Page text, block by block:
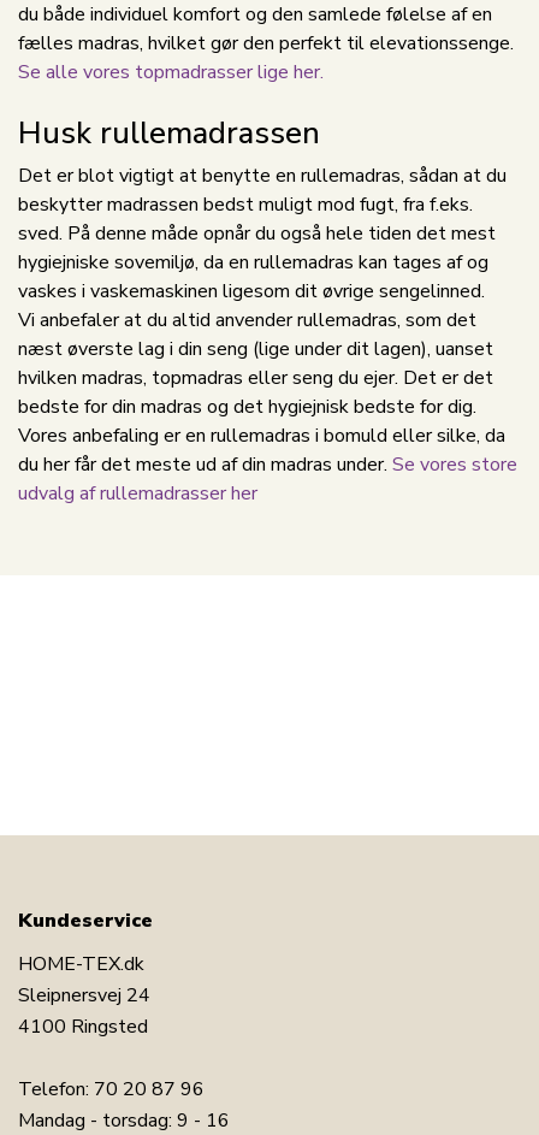
du både individuel komfort og den samlede følelse af en
fælles madras, hvilket gør den perfekt til elevationssenge.
Se alle vores topmadrasser lige her.
Husk rullemadrassen
Det er blot vigtigt at benytte en rullemadras, sådan at du
beskytter madrassen bedst muligt mod fugt, fra f.eks.
sved. På denne måde opnår du også hele tiden det mest
hygiejniske sovemiljø, da en rullemadras kan tages af og
vaskes i vaskemaskinen ligesom dit øvrige sengelinned.
Vi anbefaler at du altid anvender rullemadras, som det
næst øverste lag i din seng (lige under dit lagen), uanset
hvilken madras, topmadras eller seng du ejer. Det er det
bedste for din madras og det hygiejnisk bedste for dig.
Vores anbefaling er en rullemadras i bomuld eller silke, da
du her får det meste ud af din madras under. Se vores store
udvalg af rullemadrasser her
Kundeservice
HOME-TEX.dk
Sleipnersvej 24
4100 Ringsted
Telefon: 70 20 87 96
Mandag - torsdag: 9 - 16